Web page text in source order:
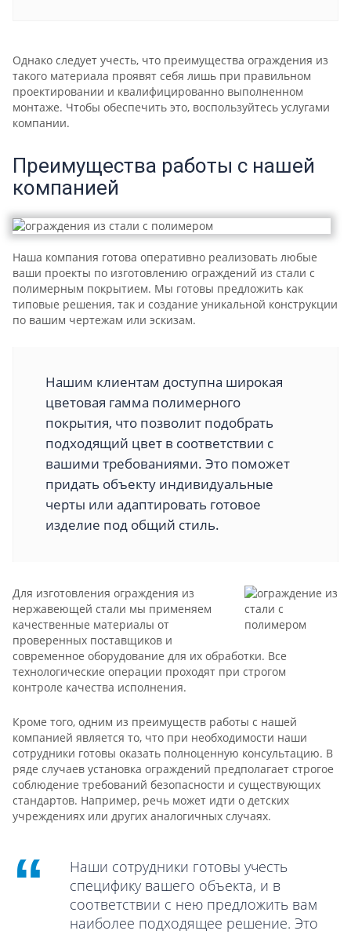
Однако следует учесть, что преимущества ограждения из
такого материала проявят себя лишь при правильном
проектировании и квалифицированно выполненном
монтаже. Чтобы обеспечить это, воспользуйтесь услугами
компании.
Преимущества работы с нашей
компанией
Наша компания готова оперативно реализовать любые
ваши проекты по изготовлению ограждений из стали с
полимерным покрытием. Мы готовы предложить как
типовые решения, так и создание уникальной конструкции
по вашим чертежам или эскизам.
Нашим клиентам доступна широкая
цветовая гамма полимерного
покрытия, что позволит подобрать
подходящий цвет в соответствии с
вашими требованиями. Это поможет
придать объекту индивидуальные
черты или адаптировать готовое
изделие под общий стиль.
Для изготовления ограждения из
нержавеющей стали мы применяем
качественные материалы от
проверенных поставщиков и
современное оборудование для их обработки. Все
технологические операции проходят при строгом
контроле качества исполнения.
Кроме того, одним из преимуществ работы с нашей
компанией является то, что при необходимости наши
сотрудники готовы оказать полноценную консультацию. В
ряде случаев установка ограждений предполагает строгое
соблюдение требований безопасности и существующих
стандартов. Например, речь может идти о детских
учреждениях или других аналогичных случаях.
Наши сотрудники готовы учесть
специфику вашего объекта, и в
соответствии с нею предложить вам
наиболее подходящее решение. Это